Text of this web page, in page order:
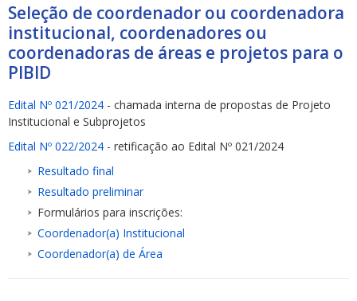
Seleção de coordenador ou coordenadora
institucional, coordenadores ou
coordenadoras de áreas e projetos para o
PIBID
Edital Nº 021/2024 - chamada interna de propostas de Projeto
Institucional e Subprojetos
Edital Nº 022/2024 - retificação ao Edital Nº 021/2024
Resultado final
Resultado preliminar
Formulários para inscrições:
Coordenador(a) Institucional
Coordenador(a) de Área